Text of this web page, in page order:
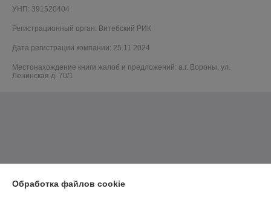
УНП: 391520404
Регистрационный орган: Витебский РИК
Дата регистрации компании: 25.11.2024
Местонахождение книги жалоб и предложений: а.г. Вороны, ул.
Ленинская д. 70/1
Обработка файлов cookie